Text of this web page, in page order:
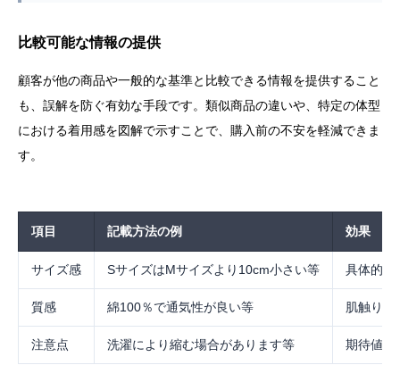
比較可能な情報の提供
顧客が他の商品や一般的な基準と比較できる情報を提供すること
も、誤解を防ぐ有効な手段です。類似商品の違いや、特定の体型
における着用感を図解で示すことで、購入前の不安を軽減できま
す。
項目 記載方法の例 効果
サイズ感 SサイズはMサイズより10cm小さい等 具体的な
質感 綿100％で通気性が良い等 肌触りの
注意点 洗濯により縮む場合があります等 期待値の